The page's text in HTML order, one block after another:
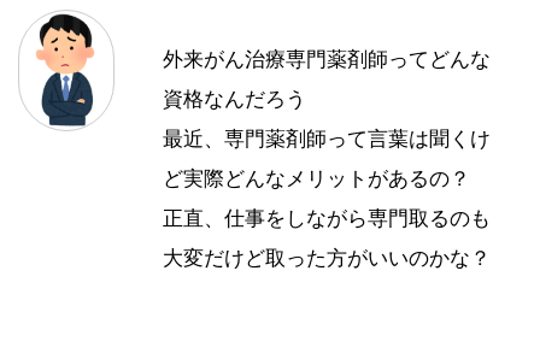
外来がん治療専門薬剤師ってどんな
資格なんだろう
最近、専門薬剤師って言葉は聞くけ
ど実際どんなメリットがあるの？
正直、仕事をしながら専門取るのも
大変だけど取った方がいいのかな？